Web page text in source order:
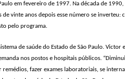
em fevereiro de 1997. Na década de
vinte anos depois esse número se inverteu:
pelo programa.
de saúde do Estado de São Paulo. Victor
nos postos e hospitais públicos.
fazer exames laboratoriais, se